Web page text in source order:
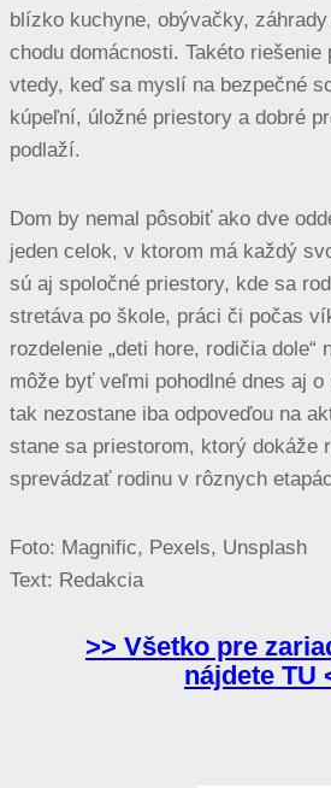
blízko kuchyne, obývačky,
chodu domácnosti. Takéto
vtedy, keď sa myslí na bezpečné
kúpeľní, úložné priestory a dobré
podlaží.
Dom by nemal pôsobiť ako dve
jeden celok, v ktorom má každý
sú aj spoločné priestory, kde sa
stretáva po škole, práci či počas
rozdelenie „deti hore, rodičia dole“
môže byť veľmi pohodlné dnes aj o
tak nezostane iba odpoveďou na
stane sa priestorom, ktorý dokáže
sprevádzať rodinu v rôznych
Foto: Magnific, Pexels, Unsplash
Text: Redakcia
>> Všetko pre
nájdete TU